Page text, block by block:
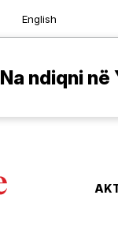
English
Na ndiqni